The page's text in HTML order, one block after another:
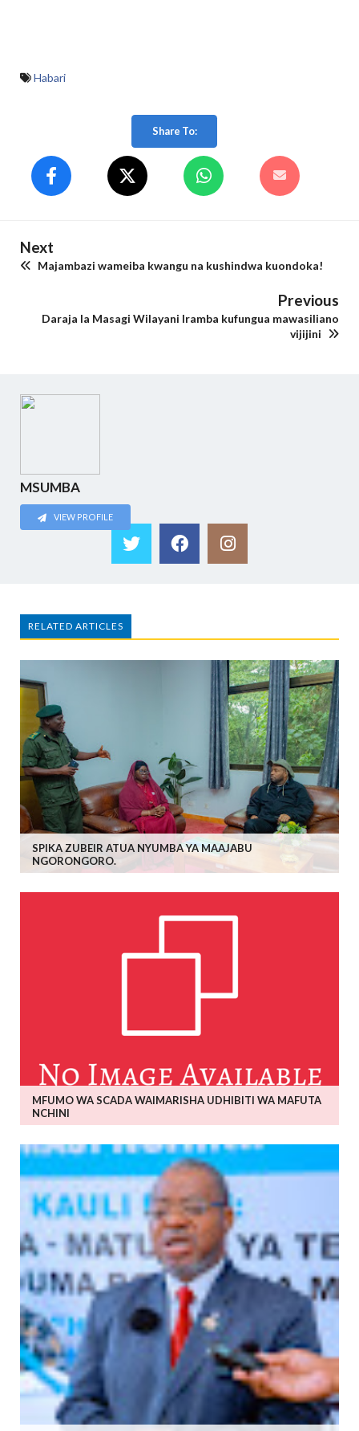
Habari
Share To:
Next
Majambazi wameiba kwangu na kushindwa kuondoka!
Previous
Daraja la Masagi Wilayani Iramba kufungua mawasiliano
vijijini
MSUMBA
VIEW PROFILE
RELATED ARTICLES
SPIKA ZUBEIR ATUA NYUMBA YA MAAJABU
NGORONGORO.
MFUMO WA SCADA WAIMARISHA UDHIBITI WA MAFUTA
NCHINI